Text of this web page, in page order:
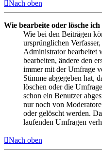
Nach oben
Wie bearbeite oder lösche
Wie bei den Beiträgen
ursprünglichen
Administrator bearbeitet
bearbeiten, ändere den
immer mit der Umfrage
Stimme abgegeben hat,
löschen oder die
schon ein Benutzer
nur noch von
oder gelöscht werden.
laufenden Umfragen
Nach oben